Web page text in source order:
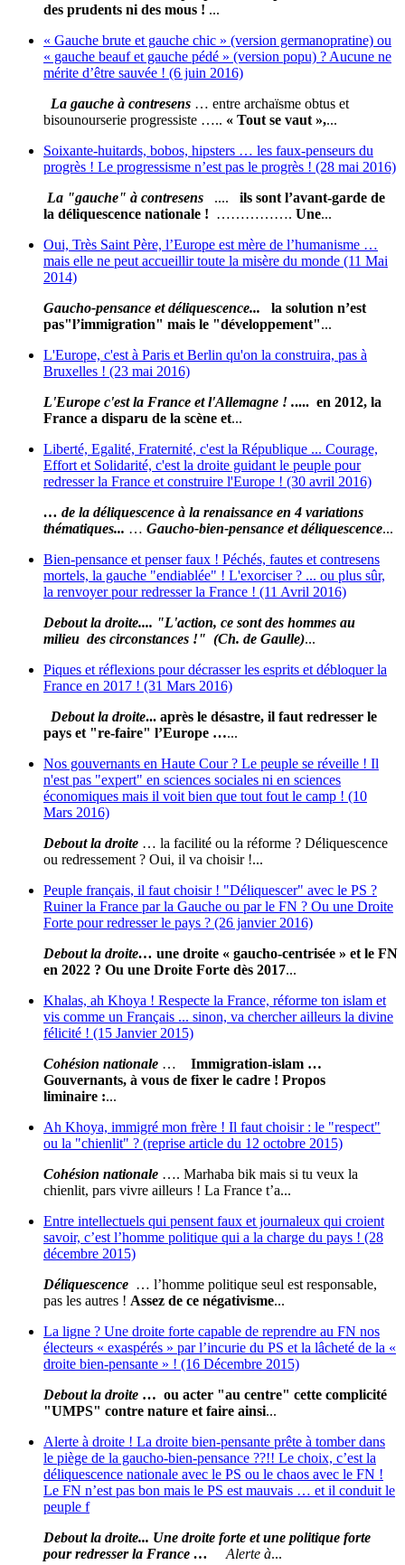
des prudents ni des mous ! ...
« Gauche brute et gauche chic » (version germanopratine) ou
« gauche beauf et gauche pédé » (version popu) ? Aucune ne
mérite d’être sauvée ! (6 juin 2016)
La gauche à contresens … entre archaïsme obtus et
bisounourserie progressiste ….. « Tout se vaut »,...
Soixante-huitards, bobos, hipsters … les faux-penseurs du
progrès ! Le progressisme n’est pas le progrès ! (28 mai 2016)
La "gauche" à contresens .... ils sont l’avant-garde de
la déliquescence nationale ! ……………. Une...
Oui, Très Saint Père, l’Europe est mère de l’humanisme …
mais elle ne peut accueillir toute la misère du monde (11 Mai
2014)
Gaucho-pensance et déliquescence... la solution n’est
pas"l’immigration" mais le "développement"...
L'Europe, c'est à Paris et Berlin qu'on la construira, pas à
Bruxelles ! (23 mai 2016)
L'Europe c'est la France et l'Allemagne ! ..... en 2012, la
France a disparu de la scène et...
Liberté, Egalité, Fraternité, c'est la République ... Courage,
Effort et Solidarité, c'est la droite guidant le peuple pour
redresser la France et construire l'Europe ! (30 avril 2016)
… de la déliquescence à la renaissance en 4 variations
thématiques... … Gaucho-bien-pensance et déliquescence...
Bien-pensance et penser faux ! Péchés, fautes et contresens
mortels, la gauche "endiablée" ! L'exorciser ? ... ou plus sûr,
la renvoyer pour redresser la France ! (11 Avril 2016)
Debout la droite.... "L'action, ce sont des hommes au
milieu des circonstances !" (Ch. de Gaulle)...
Piques et réflexions pour décrasser les esprits et débloquer la
France en 2017 ! (31 Mars 2016)
Debout la droite... après le désastre, il faut redresser le
pays et "re-faire" l’Europe …...
Nos gouvernants en Haute Cour ? Le peuple se réveille ! Il
n'est pas "expert" en sciences sociales ni en sciences
économiques mais il voit bien que tout fout le camp ! (10
Mars 2016)
Debout la droite … la facilité ou la réforme ? Déliquescence
ou redressement ? Oui, il va choisir !...
Peuple français, il faut choisir ! "Déliquescer" avec le PS ?
Ruiner la France par la Gauche ou par le FN ? Ou une Droite
Forte pour redresser le pays ? (26 janvier 2016)
Debout la droite… une droite « gaucho-centrisée » et le FN
en 2022 ? Ou une Droite Forte dès 2017...
Khalas, ah Khoya ! Respecte la France, réforme ton islam et
vis comme un Français ... sinon, va chercher ailleurs la divine
félicité ! (15 Janvier 2015)
Cohésion nationale … Immigration-islam …
Gouvernants, à vous de fixer le cadre ! Propos
liminaire :...
Ah Khoya, immigré mon frère ! Il faut choisir : le "respect"
ou la "chienlit" ? (reprise article du 12 octobre 2015)
Cohésion nationale …. Marhaba bik mais si tu veux la
chienlit, pars vivre ailleurs ! La France t’a...
Entre intellectuels qui pensent faux et journaleux qui croient
savoir, c’est l’homme politique qui a la charge du pays ! (28
décembre 2015)
Déliquescence … l’homme politique seul est responsable,
pas les autres ! Assez de ce négativisme...
La ligne ? Une droite forte capable de reprendre au FN nos
électeurs « exaspérés » par l’incurie du PS et la lâcheté de la «
droite bien-pensante » ! (16 Décembre 2015)
Debout la droite … ou acter "au centre" cette complicité
"UMPS" contre nature et faire ainsi...
Alerte à droite ! La droite bien-pensante prête à tomber dans
le piège de la gaucho-bien-pensance ??!! Le choix, c’est la
déliquescence nationale avec le PS ou le chaos avec le FN !
Le FN n’est pas bon mais le PS est mauvais … et il conduit le
peuple f
Debout la droite... Une droite forte et une politique forte
pour redresser la France …
Alerte à...